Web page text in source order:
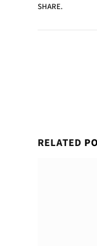
SHARE.
RELATED